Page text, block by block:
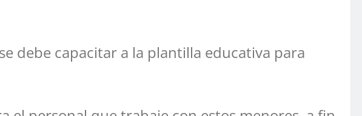
debe capacitar a la plantilla educativa para